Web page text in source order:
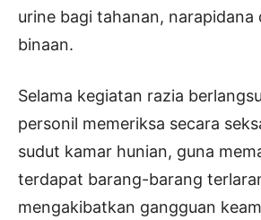
urine bagi tahanan, narapidana
binaan.
Selama kegiatan razia
personil memeriksa secara
sudut kamar hunian, guna
terdapat barang-barang
mengakibatkan gangguan